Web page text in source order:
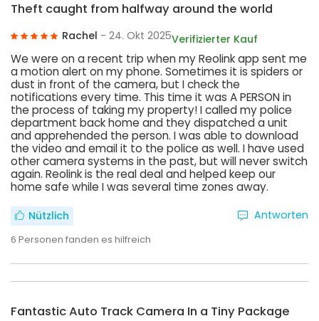
Theft caught from halfway around the world
Rachel - 24. Okt 2025Verifizierter Kauf
We were on a recent trip when my Reolink app sent me
a motion alert on my phone. Sometimes it is spiders or
dust in front of the camera, but I check the
notifications every time. This time it was A PERSON in
the process of taking my property! I called my police
department back home and they dispatched a unit
and apprehended the person. I was able to download
the video and email it to the police as well. I have used
other camera systems in the past, but will never switch
again. Reolink is the real deal and helped keep our
home safe while I was several time zones away.
Nützlich
6 Personen fanden es hilfreich
Antworten
Fantastic Auto Track Camera In a Tiny Package